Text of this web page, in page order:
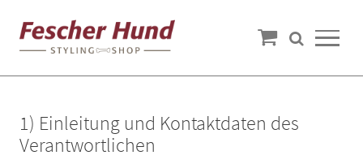
1) Einleitung und Kontaktdaten des
Verantwortlichen